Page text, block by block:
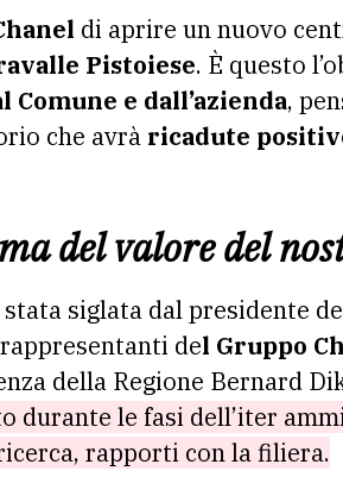
di aprire un nuovo
Pistoiese. È questo
Comune e dall’azienda,
che avrà ricadute
del valore del
siglata dal presidente
del Gruppo
della Regione Bernard
durante le fasi dell’iter
rapporti con la filiera.